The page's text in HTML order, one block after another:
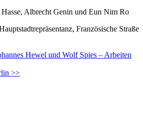
Albrecht Genin und Eun Nim Ro
Französische Straße
Hewel und Wolf Spies – Arbeiten
>>